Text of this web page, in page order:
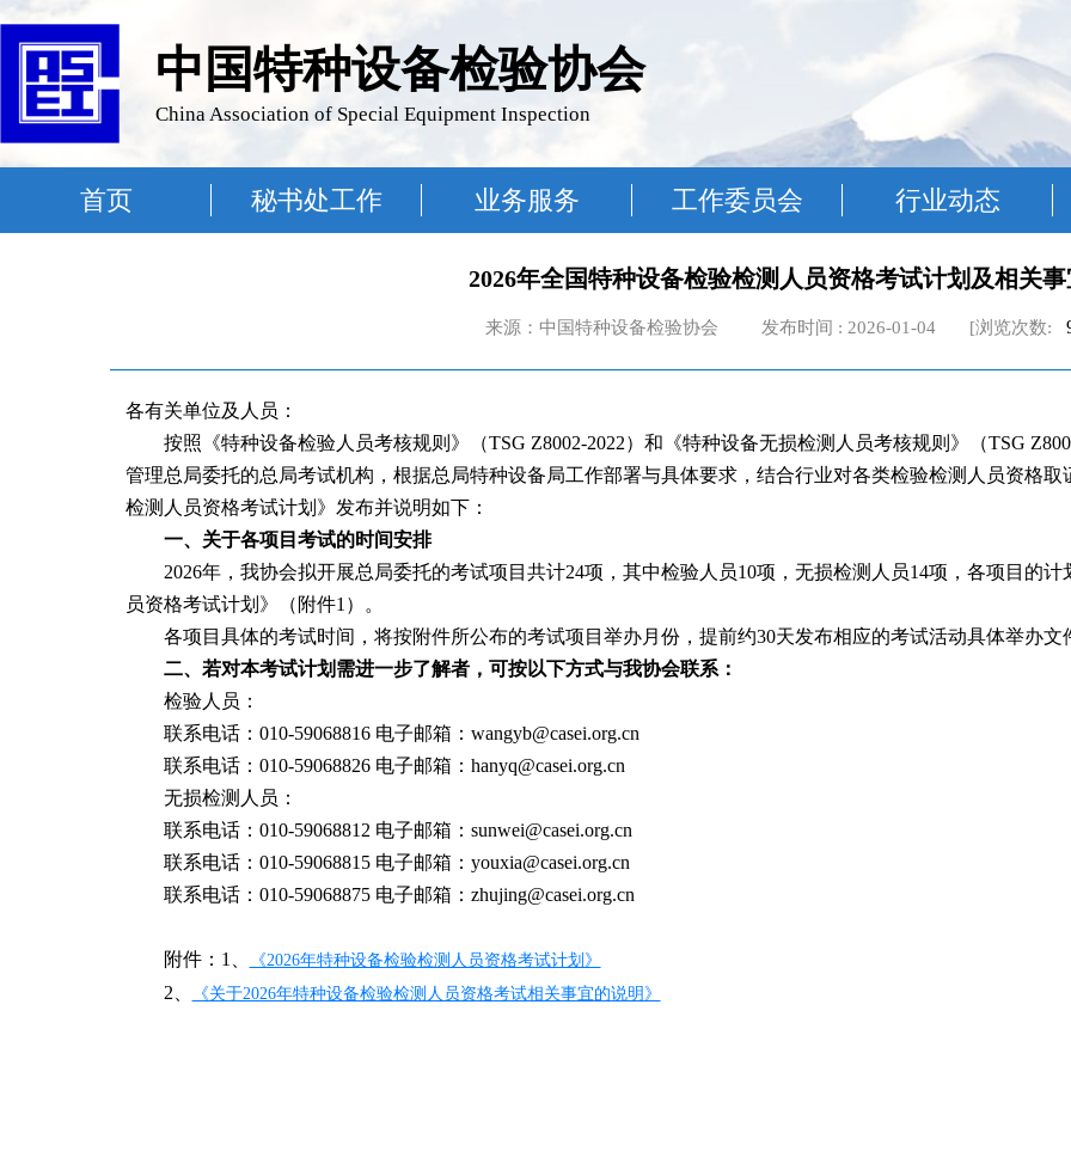
中国特种设备检验协会
China Association of Special Equipment Inspection
首页 秘书处工作 业务服务 工作委员会 行业动态
2026年全国特种设备检验检测人员资格考试计划及相关事
来源：中国特种设备检验协会 发布时间 : 2026-01-04 [浏览次数:
各有关单位及人员：
按照《特种设备检验人员考核规则》（TSG Z8002-2022）和《特种设备无损检测人员考核规则》（TSG
管理总局委托的总局考试机构，根据总局特种设备局工作部署与具体要求，结合行业对各类检验检测人员资格
检测人员资格考试计划》发布并说明如下：
一、关于各项目考试的时间安排
2026年，我协会拟开展总局委托的考试项目共计24项，其中检验人员10项，无损检测人员14项，各项目的
员资格考试计划》（附件1）。
各项目具体的考试时间，将按附件所公布的考试项目举办月份，提前约30天发布相应的考试活动具体举办文
二、若对本考试计划需进一步了解者，可按以下方式与我协会联系：
检验人员：
联系电话：010-59068816 电子邮箱：wangyb@casei.org.cn
联系电话：010-59068826 电子邮箱：hanyq@casei.org.cn
无损检测人员：
联系电话：010-59068812 电子邮箱：sunwei@casei.org.cn
联系电话：010-59068815 电子邮箱：youxia@casei.org.cn
联系电话：010-59068875 电子邮箱：zhujing@casei.org.cn
附件：1、 《2026年特种设备检验检测人员资格考试计划》
2、 《关于2026年特种设备检验检测人员资格考试相关事宜的说明》